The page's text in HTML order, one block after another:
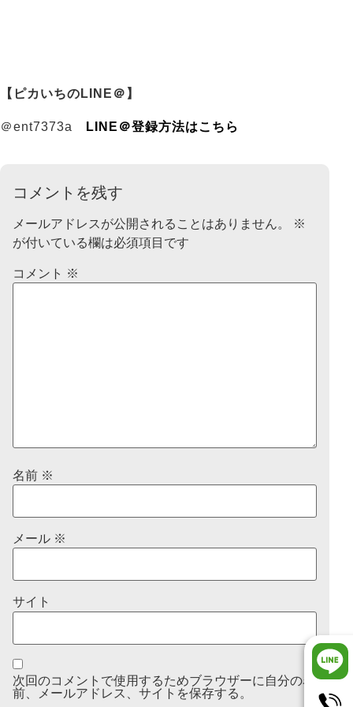
【ピカいちのLINE＠】
＠ent7373a LINE＠登録方法はこちら
コメントを残す
メールアドレスが公開されることはありません。
※
が付いている欄は必須項目です
コメント ※
名前 ※
メール ※
サイト
次回のコメントで使用するためブラウザーに自分の名
前、メールアドレス、サイトを保存する。